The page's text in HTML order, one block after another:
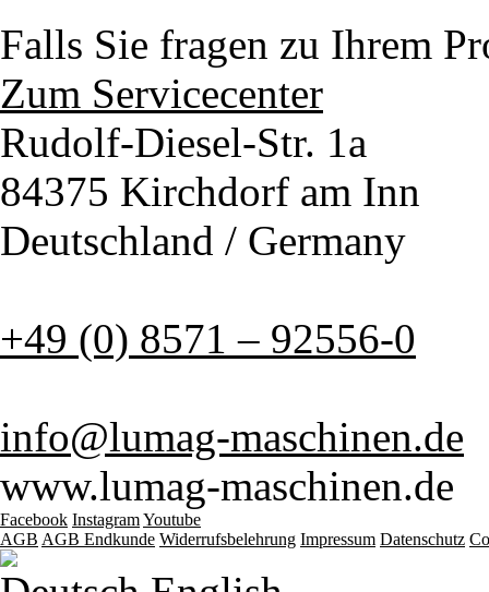
Falls Sie fragen zu Ihrem
Zum Servicecenter
Rudolf-Diesel-Str. 1a
84375 Kirchdorf am Inn
Deutschland / Germany
+49 (0) 8571 – 92556-0
info@lumag-maschinen.de
www.lumag-maschinen.de
Facebook InstagramYoutube
AGB AGB Endkunde Widerrufsbelehrung Impressum Datenschutz